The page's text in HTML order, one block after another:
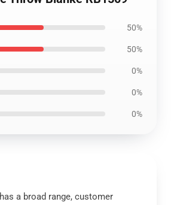
50%
50%
0%
0%
0%
a broad range, customer